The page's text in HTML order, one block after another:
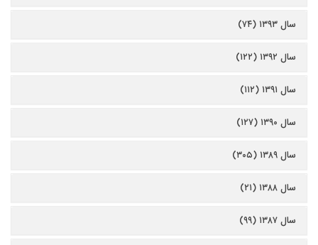
سال ۱۳۹۳ (۷۴)
سال ۱۳۹۲ (۱۲۲)
سال ۱۳۹۱ (۱۱۲)
سال ۱۳۹۰ (۱۲۷)
سال ۱۳۸۹ (۳۰۵)
سال ۱۳۸۸ (۲۱)
سال ۱۳۸۷ (۹۹)